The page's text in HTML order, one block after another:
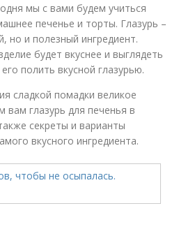
мы с вами будем учиться
печенье и торты. Глазурь –
но и полезный ингредиент.
будет вкуснее и выглядеть
полить вкусной глазурью.
сладкой помадки великое
вам глазурь для печенья в
секреты и варианты
вкусного ингредиента.